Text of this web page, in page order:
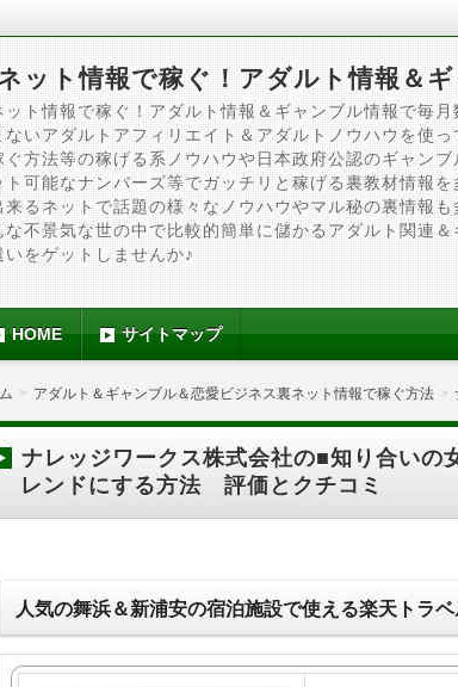
ット情報で稼ぐ！アダルト情報＆
ット情報で稼ぐ！アダルト情報＆ギャンブル情報で毎
ないアダルトアフィリエイト＆アダルトノウハウを使
ぐ方法等の稼げる系ノウハウや日本政府公認のギャン
ト可能なナンバーズ等でガッチリと稼げる裏教材情報
来るネットで話題の様々なノウハウやマル秘の裏情報
な不景気な世の中で比較的簡単に儲かるアダルト関連
いをゲットしませんか♪
HOME サイトマップ
アダルト＆ギャンブル＆恋愛ビジネス裏ネット情報で稼ぐ方法
ナレッジワークス株式会社の■知り合いの
レンドにする方法 評価とクチコミ
人気の舞浜＆新浦安の宿泊施設で使える楽天トラ